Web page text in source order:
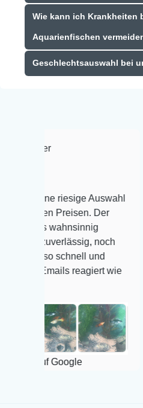
Wie kann ich Krankheiten
Aquarienfischen
Geschlechtsauswahl bei
Auswahl
noch
reagiert wie
Frank
Auswahl
befinden
Alles ist
super